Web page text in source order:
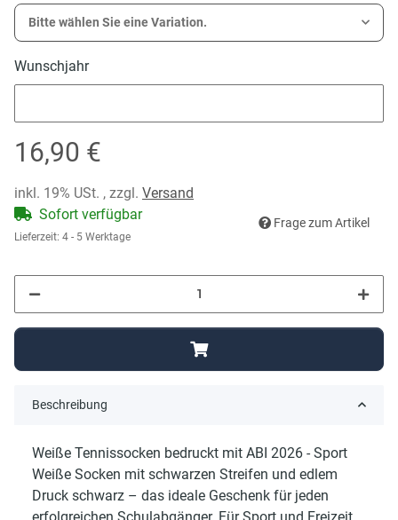
Bitte wählen Sie eine Variation.
Wunschjahr
16,90 €
inkl. 19% USt. , zzgl. Versand
Sofort verfügbar
Lieferzeit: 4 - 5 Werktage
Frage zum Artikel
Beschreibung
Weiße Tennissocken bedruckt mit ABI 2026 - Sport
Weiße Socken mit schwarzen Streifen und edlem
Druck schwarz – das ideale Geschenk für jeden